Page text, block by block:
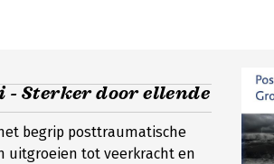
Sterker door ellende
begrip posttraumatische
uitgroeien tot veerkracht en